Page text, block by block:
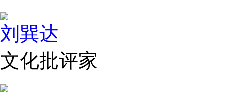
刘巽达
文化批评家